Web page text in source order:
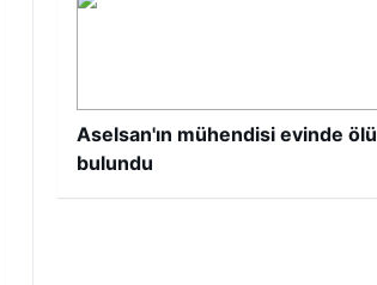
Aselsan'ın mühendisi evinde ölü
bulundu